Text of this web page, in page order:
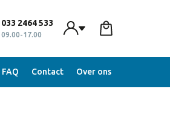
033 2464 533
09.00-17.00
FAQ Contact Over ons